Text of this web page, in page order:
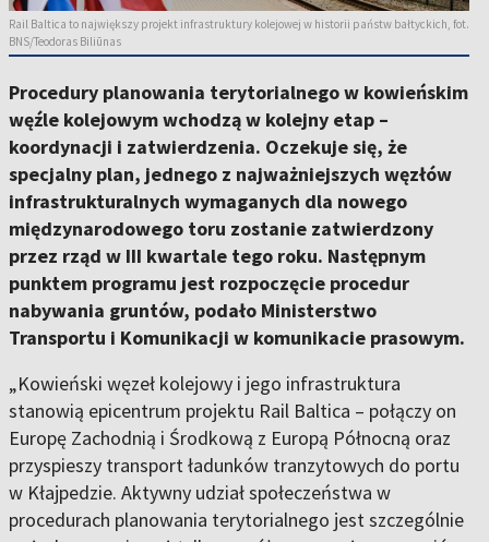
Rail Baltica to największy projekt infrastruktury kolejowej w historii państw bałtyckich, fot.
BNS/Teodoras Biliūnas
Procedury planowania terytorialnego w kowieńskim
węźle kolejowym wchodzą w kolejny etap –
koordynacji i zatwierdzenia. Oczekuje się, że
specjalny plan, jednego z najważniejszych węzłów
infrastrukturalnych wymaganych dla nowego
międzynarodowego toru zostanie zatwierdzony
przez rząd w III kwartale tego roku. Następnym
punktem programu jest rozpoczęcie procedur
nabywania gruntów, podało Ministerstwo
Transportu i Komunikacji w komunikacie prasowym.
„Kowieński węzeł kolejowy i jego infrastruktura
stanowią epicentrum projektu Rail Baltica – połączy on
Europę Zachodnią i Środkową z Europą Północną oraz
przyspieszy transport ładunków tranzytowych do portu
w Kłajpedzie. Aktywny udział społeczeństwa w
procedurach planowania terytorialnego jest szczególnie